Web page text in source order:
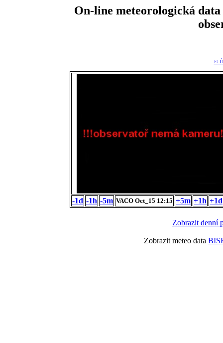
On-line meteorologická
©
-1d -1h -5m VACO Oct_15 12:15 +5m +1h +1d
Zobrazit denní
Zobrazit meteo data